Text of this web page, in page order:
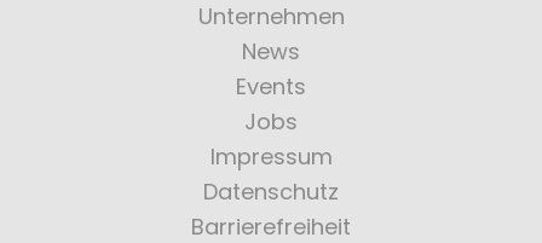
Unternehmen
News
Events
Jobs
Impressum
Datenschutz
Barrierefreiheit